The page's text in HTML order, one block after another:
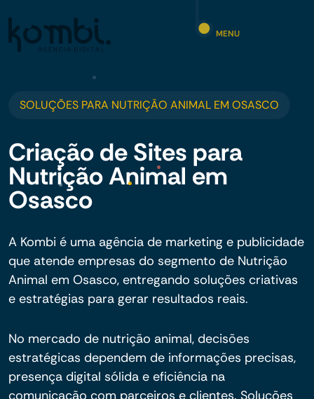
MENU
SOLUÇÕES PARA NUTRIÇÃO ANIMAL EM OSASCO
Criação de Sites para
Nutrição Animal em
Osasco
A Kombi é uma agência de marketing e publicidade
que atende empresas do segmento de Nutrição
Animal em Osasco, entregando soluções criativas
e estratégias para gerar resultados reais.
No mercado de nutrição animal, decisões
estratégicas dependem de informações precisas,
presença digital sólida e eficiência na
comunicação com parceiros e clientes. Soluções